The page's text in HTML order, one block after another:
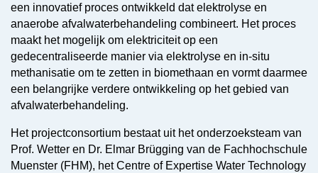
een innovatief proces ontwikkeld dat elektrolyse en
anaerobe afvalwaterbehandeling combineert. Het proces
maakt het mogelijk om elektriciteit op een
gedecentraliseerde manier via elektrolyse en in-situ
methanisatie om te zetten in biomethaan en vormt daarmee
een belangrijke verdere ontwikkeling op het gebied van
afvalwaterbehandeling.
Het projectconsortium bestaat uit het onderzoeksteam van
Prof. Wetter en Dr. Elmar Brügging van de Fachhochschule
Muenster (FHM), het Centre of Expertise Water Technology